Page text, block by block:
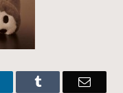
Tumblr Email